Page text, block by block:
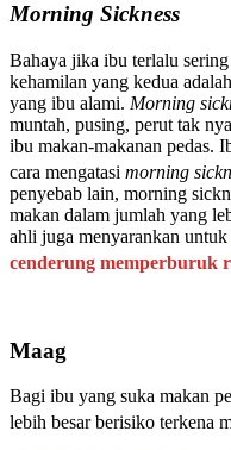
Morning Sickness
Bahaya jika ibu terlalu sering
kehamilan yang kedua
yang ibu alami. Morning
muntah, pusing, perut tak
ibu makan-makanan pedas.
cara mengatasi morning
penyebab lain, morning
makan dalam jumlah yang
ahli juga menyarankan untuk
cenderung memperburuk
Maag
Bagi ibu yang suka makan
lebih besar berisiko terkena